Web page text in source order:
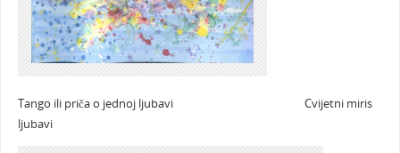
Tango ili priča o jednoj ljubavi Cvijetni miris
ljubavi